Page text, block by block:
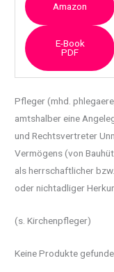
Amazon
E-Book
PDF
Pfleger (mhd.
amtshalber eine
und Rechtsvertreter
Vermögens (von
als herrschaftlicher
oder nichtadliger
(s. Kirchenpfleger)
Keine Produkte